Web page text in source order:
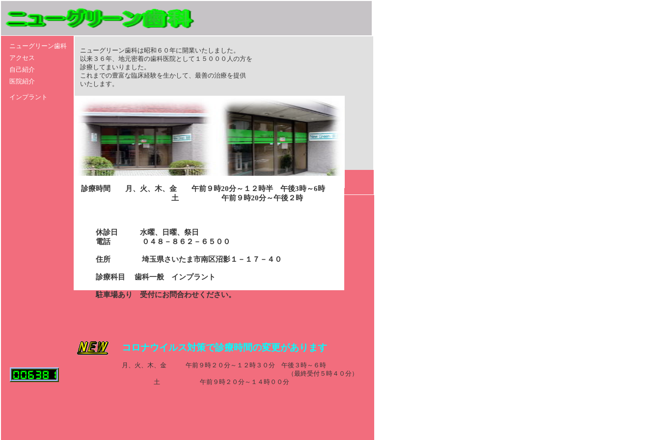
コロナウイルス対策で診療時間の変更があります
月、火、木、金 午前９時２０分～１２時３０分 午後３時～６時
（最終受付５時４０分）
土 午前９時２０分～１４時００分
診療時間 月、火、木、金 午前９時20分～１２時半 午後3時～6時
土 午前９時20分～午後２時
休診日 水曜、日曜、祭日
電話 ０４８－８６２－６５００
住所 埼玉県さいたま市南区沼影１－１７－４０
診療科目 歯科一般 インプラント
駐車場あり 受付にお問合わせください。
ニューグリーン歯科は昭和６０年に開業いたしました。
以来３６年、地元密着の歯科医院として１５０００人の方を
診療してまいりました。
これまでの豊富な臨床経験を生かして、最善の治療を提供
いたします。
ニューグリーン歯科
アクセス
自己紹介
医院紹介
インプラント
○○の日記：ギャラリー
ギャラリー４.htmlへのリンク